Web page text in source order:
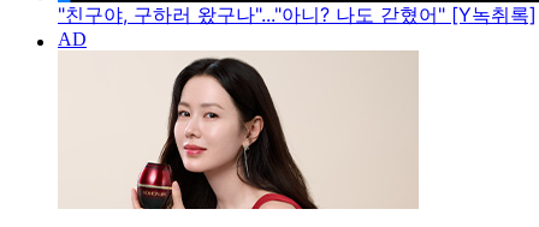
"친구야, 구하러 왔구나"..."아니? 나도 갇혔어" [Y녹취록]